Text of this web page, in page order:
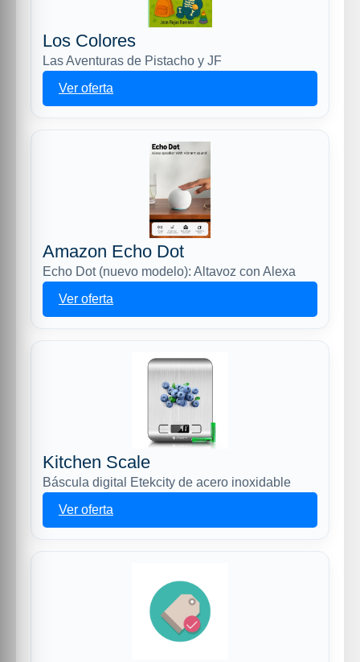
Los Colores
Las Aventuras de Pistacho y JF
Ver oferta
Amazon Echo Dot
Echo Dot (nuevo modelo): Altavoz con Alexa
Ver oferta
Kitchen Scale
Báscula digital Etekcity de acero inoxidable
Ver oferta